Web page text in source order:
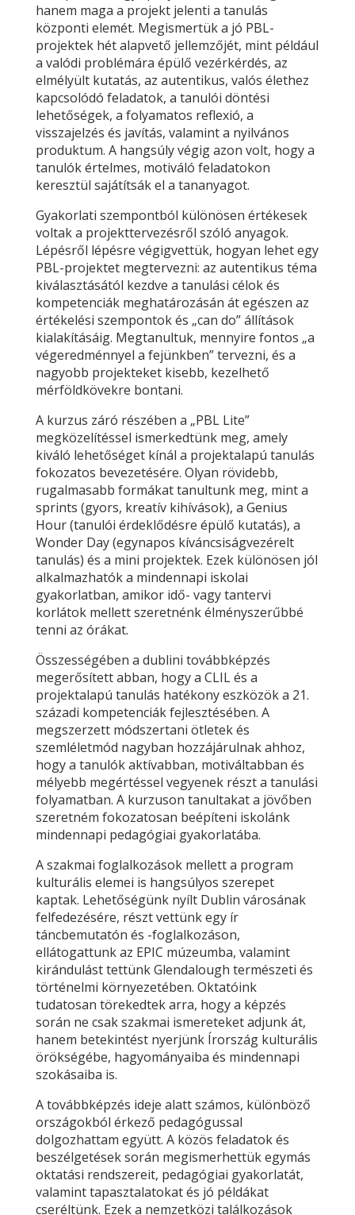
hanem maga a projekt jelenti a tanulás
központi elemét. Megismertük a jó PBL-
projektek hét alapvető jellemzőjét, mint például
a valódi problémára épülő vezérkérdés, az
elmélyült kutatás, az autentikus, valós élethez
kapcsolódó feladatok, a tanulói döntési
lehetőségek, a folyamatos reflexió, a
visszajelzés és javítás, valamint a nyilvános
produktum. A hangsúly végig azon volt, hogy a
tanulók értelmes, motiváló feladatokon
keresztül sajátítsák el a tananyagot.
Gyakorlati szempontból különösen értékesek
voltak a projekttervezésről szóló anyagok.
Lépésről lépésre végigvettük, hogyan lehet egy
PBL-projektet megtervezni: az autentikus téma
kiválasztásától kezdve a tanulási célok és
kompetenciák meghatározásán át egészen az
értékelési szempontok és „can do” állítások
kialakításáig. Megtanultuk, mennyire fontos „a
végeredménnyel a fejünkben” tervezni, és a
nagyobb projekteket kisebb, kezelhető
mérföldkövekre bontani.
A kurzus záró részében a „PBL Lite”
megközelítéssel ismerkedtünk meg, amely
kiváló lehetőséget kínál a projektalapú tanulás
fokozatos bevezetésére. Olyan rövidebb,
rugalmasabb formákat tanultunk meg, mint a
sprints (gyors, kreatív kihívások), a Genius
Hour (tanulói érdeklődésre épülő kutatás), a
Wonder Day (egynapos kíváncsiságvezérelt
tanulás) és a mini projektek. Ezek különösen jól
alkalmazhatók a mindennapi iskolai
gyakorlatban, amikor idő- vagy tantervi
korlátok mellett szeretnénk élményszerűbbé
tenni az órákat.
Összességében a dublini továbbképzés
megerősített abban, hogy a CLIL és a
projektalapú tanulás hatékony eszközök a 21.
századi kompetenciák fejlesztésében. A
megszerzett módszertani ötletek és
szemléletmód nagyban hozzájárulnak ahhoz,
hogy a tanulók aktívabban, motiváltabban és
mélyebb megértéssel vegyenek részt a tanulási
folyamatban. A kurzuson tanultakat a jövőben
szeretném fokozatosan beépíteni iskolánk
mindennapi pedagógiai gyakorlatába.
A szakmai foglalkozások mellett a program
kulturális elemei is hangsúlyos szerepet
kaptak. Lehetőségünk nyílt Dublin városának
felfedezésére, részt vettünk egy ír
táncbemutatón és -foglalkozáson,
ellátogattunk az EPIC múzeumba, valamint
kirándulást tettünk Glendalough természeti és
történelmi környezetében. Oktatóink
tudatosan törekedtek arra, hogy a képzés
során ne csak szakmai ismereteket adjunk át,
hanem betekintést nyerjünk Írország kulturális
örökségébe, hagyományaiba és mindennapi
szokásaiba is.
A továbbképzés ideje alatt számos, különböző
országokból érkező pedagógussal
dolgozhattam együtt. A közös feladatok és
beszélgetések során megismerhettük egymás
oktatási rendszereit, pedagógiai gyakorlatát,
valamint tapasztalatokat és jó példákat
cseréltünk. Ezek a nemzetközi találkozások